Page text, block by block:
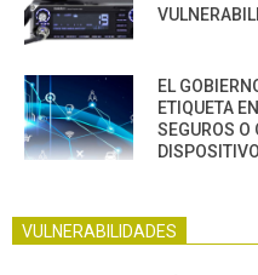
EL
ETIQUETA
SEGUROS O
VULNERABILIDADES